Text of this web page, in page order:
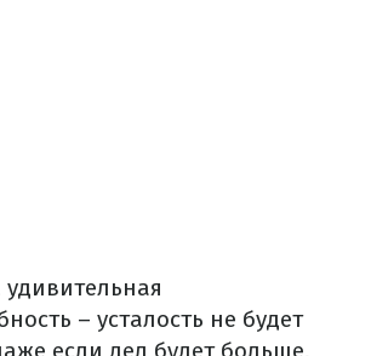
– усталость не будет
если дел будет больше,